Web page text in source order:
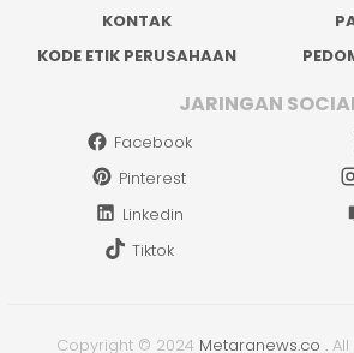
KONTAK
KODE ETIK PERUSAHAAN
JARINGAN
Facebook
Pinterest
Linkedin
Tiktok
Copyright © 2024 Metaranews.co .